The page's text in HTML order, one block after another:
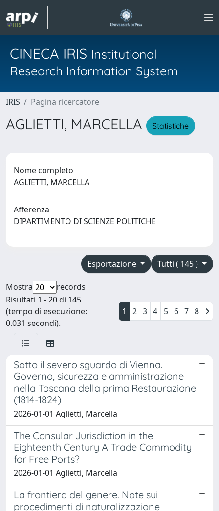
CINECA IRIS Institutional
Research Information System
IRIS Pagina ricercatore
AGLIETTI, MARCELLA Statistiche
Nome completo
AGLIETTI, MARCELLA
Afferenza
DIPARTIMENTO DI SCIENZE POLITICHE
Tutti ( 145 )
Esportazione
Mostra
records
Risultati 1 - 20 di 145
(tempo di esecuzione:
0.031 secondi).
1 2 3 4 5 6 7 8
Sotto il severo sguardo di Vienna.
Governo, sicurezza e amministrazione
nella Toscana della prima Restaurazione
(1814-1824)
2026-01-01 Aglietti, Marcella
The Consular Jurisdiction in the
Eighteenth Century A Trade Commodity
for Free Ports?
2026-01-01 Aglietti, Marcella
La frontiera del genere. Note sui
procedimenti di naturalizzazione